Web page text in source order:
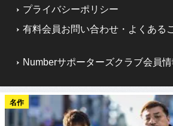
プライバシーポリシー
有料会員お問い合わせ・よくある
Numberサポーターズクラブ会員
名作